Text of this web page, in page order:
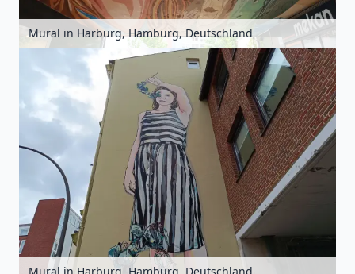
Mural in Harburg, Hamburg, Deutschland